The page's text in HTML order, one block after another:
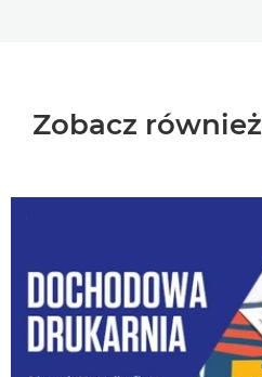
Zobacz również